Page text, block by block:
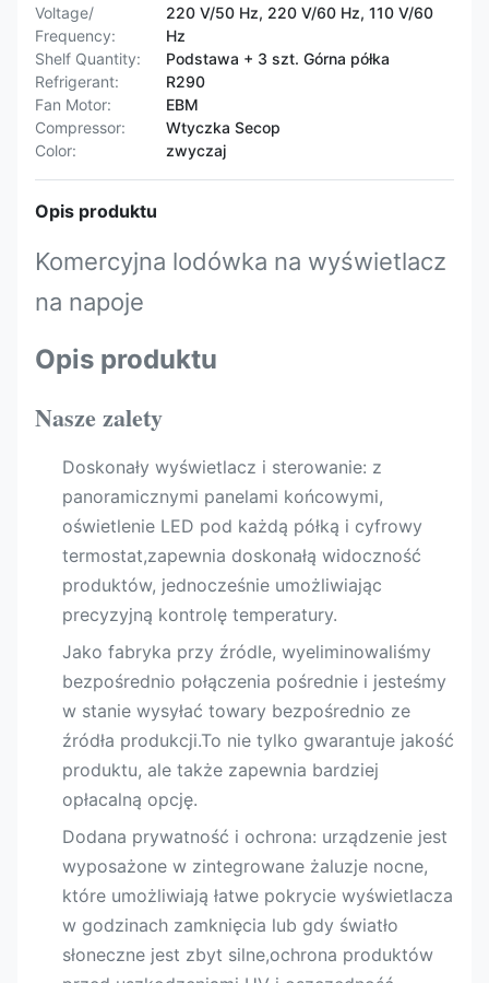
Voltage/
Frequency:
220 V/50 Hz, 220 V/60 Hz, 110 V/60
Hz
Shelf Quantity:
Podstawa + 3 szt. Górna półka
Refrigerant:
R290
Fan Motor:
EBM
Compressor:
Wtyczka Secop
Color:
zwyczaj
Opis produktu
Komercyjna lodówka na wyświetlacz
na napoje
Opis produktu
Nasze zalety
Doskonały wyświetlacz i sterowanie: z
panoramicznymi panelami końcowymi,
oświetlenie LED pod każdą półką i cyfrowy
termostat,zapewnia doskonałą widoczność
produktów, jednocześnie umożliwiając
precyzyjną kontrolę temperatury.
Jako fabryka przy źródle, wyeliminowaliśmy
bezpośrednio połączenia pośrednie i jesteśmy
w stanie wysyłać towary bezpośrednio ze
źródła produkcji.To nie tylko gwarantuje jakość
produktu, ale także zapewnia bardziej
opłacalną opcję.
Dodana prywatność i ochrona: urządzenie jest
wyposażone w zintegrowane żaluzje nocne,
które umożliwiają łatwe pokrycie wyświetlacza
w godzinach zamknięcia lub gdy światło
słoneczne jest zbyt silne,ochrona produktów